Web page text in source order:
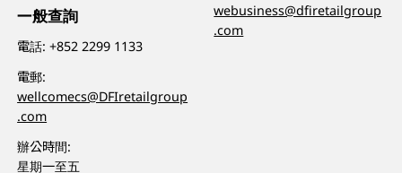
一般查詢
電話:+852 2299 1133
電郵:
wellcomecs@DFIretailgroup
.com
辦公時間:
星期一至五
webusiness@dfiretailgroup
.com